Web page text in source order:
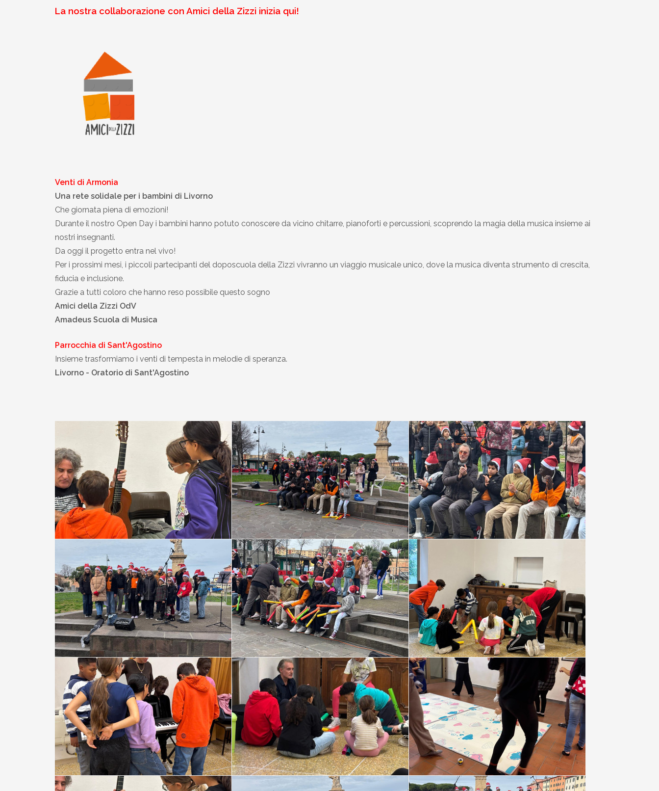
La nostra collaborazione con Amici della Zizzi inizia qui!
Venti di Armonia
Una rete solidale per i bambini di Livorno
Che giornata piena di emozioni!
Durante il nostro Open Day i bambini hanno potuto conoscere da vicino chitarre, pianoforti e percussioni, scoprendo la magia della musica insieme ai
nostri insegnanti.
Da oggi il progetto entra nel vivo!
Per i prossimi mesi, i piccoli partecipanti del doposcuola della Zizzi vivranno un viaggio musicale unico, dove la musica diventa strumento di crescita,
fiducia e inclusione.
Grazie a tutti coloro che hanno reso possibile questo sogno
Amici della Zizzi OdV
Amadeus Scuola di Musica
Parrocchia di Sant'Agostino
Insieme trasformiamo i venti di tempesta in melodie di speranza.
Livorno - Oratorio di Sant'Agostino